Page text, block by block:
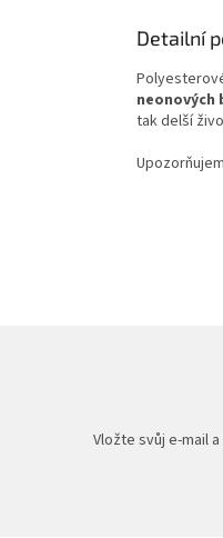
Detailní
tak delší
Vložte svůj e-mail